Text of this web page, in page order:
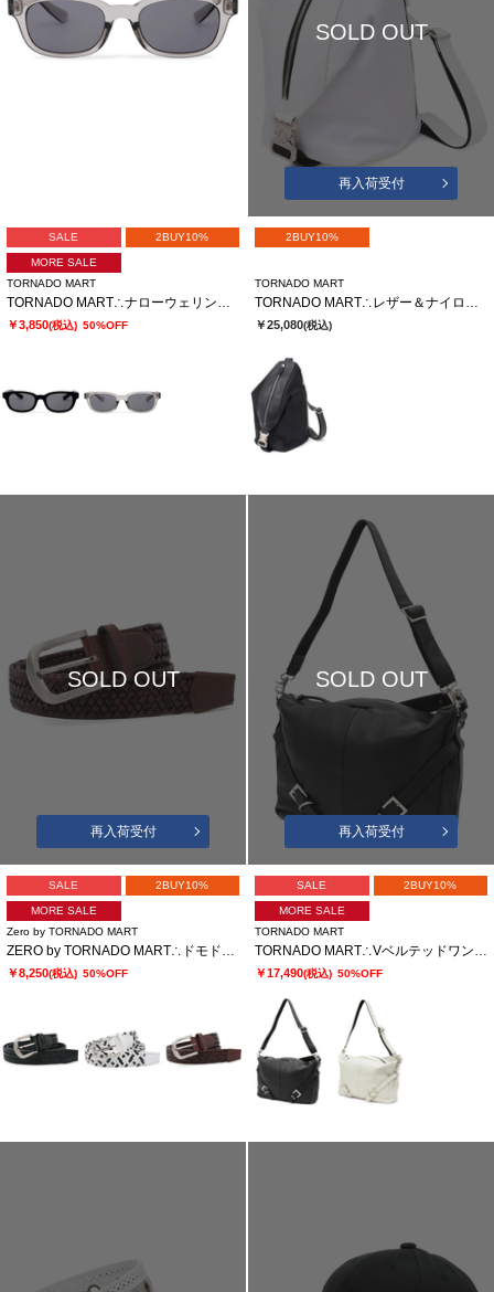
SALE 2BUY10%
MORE SALE
TORNADO MART
TORNADO MART∴ナローウェリントンサングラス
￥3,850(税込) 50%OFF
SOLD OUT
再入荷受付
2BUY10%
TORNADO MART
TORNADO MART∴レザー＆ナイロンフォルデッドワンショルダーBAG
￥25,080(税込)
SOLD OUT
再入荷受付
SALE 2BUY10%
MORE SALE
Zero by TORNADO MART
￥8,250(税込) 50%OFF
SOLD OUT
再入荷受付
SALE 2BUY10%
MORE SALE
TORNADO MART
￥17,490(税込) 50%OFF